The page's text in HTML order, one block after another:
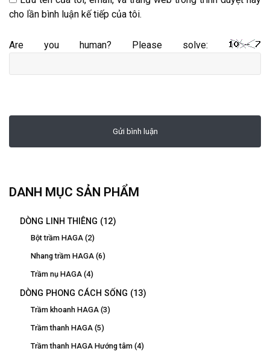
cho lần bình luận kế tiếp của tôi.
Are you human? Please solve:
DANH MỤC SẢN PHẨM
DÒNG LINH THIÊNG (12)
Bột trầm HAGA (2)
Nhang trầm HAGA (6)
Trầm nụ HAGA (4)
DÒNG PHONG CÁCH SỐNG (13)
Trầm khoanh HAGA (3)
Trầm thanh HAGA (5)
Trầm thanh HAGA Hướng tâm (4)